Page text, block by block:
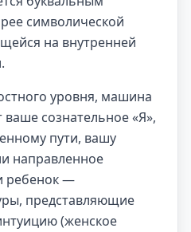
символической
на внутренней
уровня, машина
сознательное «Я»,
пути, вашу
направленное
ребенок —
представляющие
(женское